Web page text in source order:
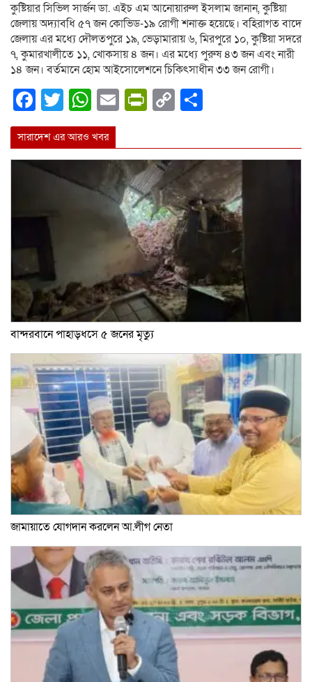
কুষ্টিয়ার সিভিল সার্জন ডা. এইচ এম আনোয়ারুল ইসলাম জানান, কুষ্টিয়া
জেলায় অদ্যাবধি ৫৭ জন কোভিড-১৯ রোগী শনাক্ত হয়েছে। বহিরাগত বাদে
জেলায় এর মধ্যে দৌলতপুরে ১৯, ভেড়ামারায় ৬, মিরপুরে ১০, কুষ্টিয়া সদরে
৭, কুমারখালীতে ১১, খোকসায় ৪ জন। এর মধ্যে পুরুষ ৪৩ জন এবং নারী
১৪ জন। বর্তমানে হোম আইসোলেশনে চিকিৎসাধীন ৩৩ জন রোগী।
Facebook
Twitter
WhatsApp
EmailPrintFriendly
Copy
সারাদেশ এর আরও খবর
বান্দরবানে পাহাড়ধসে ৫ জনের মৃত্যু
জামায়াতে যোগদান করলেন আ.লীগ নেতা